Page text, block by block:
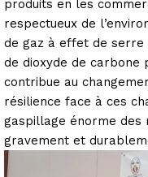
produits en les
respectueux de
de gaz à effet de serre
de dioxyde de carbone
contribue au
résilience face à ces
gaspillage énorme des
gravement et